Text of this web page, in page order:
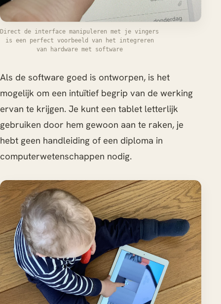
Direct de interface manipuleren met je vingers
is een perfect voorbeeld van het integreren
van hardware met software
Als de software goed is ontworpen, is het
mogelijk om een intuïtief begrip van de werking
ervan te krijgen. Je kunt een tablet letterlijk
gebruiken door hem gewoon aan te raken, je
hebt geen handleiding of een diploma in
computerwetenschappen nodig.